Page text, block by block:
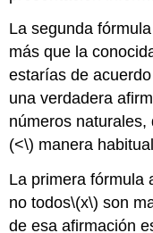
La segunda
más que la
estarías de
una verdadera
números
(<\) manera
La primera fórmula
no todos\(x\) son
de esa afirmación